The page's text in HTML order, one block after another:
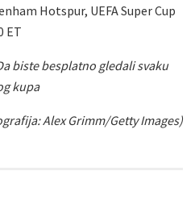
Hotspur, UEFA Super Cup
ET
biste besplatno gledali svaku
kupa
Alex Grimm/Getty Images)